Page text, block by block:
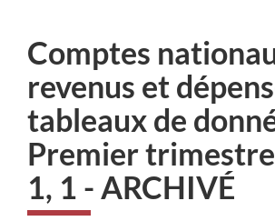
Comptes
revenus et
tableaux de
Premier
1, 1 - ARCHIVÉ